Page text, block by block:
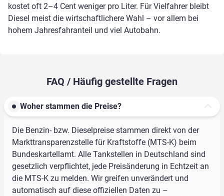
kostet oft 2–4 Cent weniger pro Liter. Für Vielfahrer bleibt
Diesel meist die wirtschaftlichere Wahl – vor allem bei
hohem Jahresfahranteil und viel Autobahn.
FAQ / Häufig gestellte Fragen
Woher stammen die Preise?
Die Benzin- bzw. Dieselpreise stammen direkt von der
Markttransparenzstelle für Kraftstoffe (MTS-K) beim
Bundeskartellamt. Alle Tankstellen in Deutschland sind
gesetzlich verpflichtet, jede Preisänderung in Echtzeit an
die MTS-K zu melden. Wir greifen unverändert und
automatisch auf diese offiziellen Daten zu –